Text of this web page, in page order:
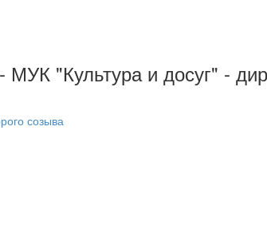
"Культура и досуг" -
созыва